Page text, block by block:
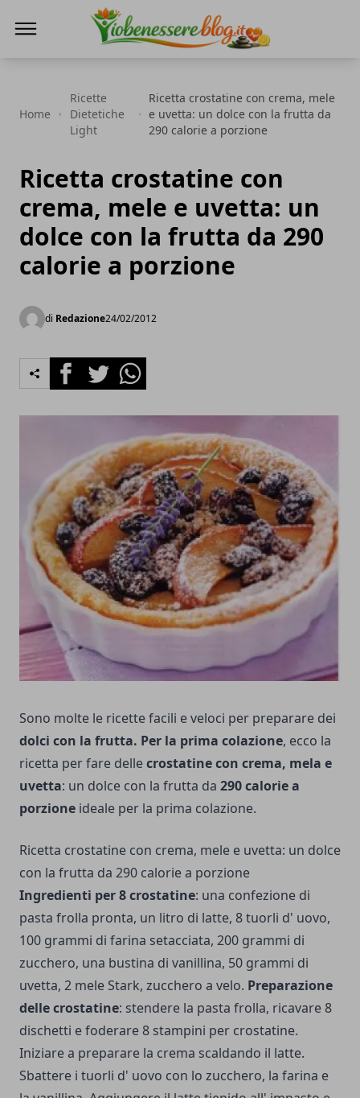
Home
Ricette
Dietetiche
Light
Ricetta crostatine con crema, mele
e uvetta: un dolce con la frutta da
290 calorie a porzione
Ricetta crostatine con
crema, mele e uvetta: un
dolce con la frutta da 290
calorie a porzione
di Redazione24/02/2012
FacebookTwitterWhatsapp
Sono molte le ricette facili e veloci per preparare dei
dolci con la frutta. Per la prima colazione, ecco la
ricetta per fare dellecrostatine con crema, mela e
uvetta: un dolce con la frutta da 290 calorie a
porzione ideale per la prima colazione.
Ricetta crostatine con crema, mele e uvetta: un dolce
con la frutta da 290 calorie a porzione
Ingredienti per 8 crostatine: una confezione di
pasta frolla pronta, un litro di latte, 8 tuorli d' uovo,
100 grammi di farina setacciata, 200 grammi di
zucchero, una bustina di vanillina, 50 grammi di
uvetta, 2 mele Stark, zucchero a velo. Preparazione
delle crostatine: stendere la pasta frolla, ricavare 8
dischetti e foderare 8 stampini per crostatine.
Iniziare a preparare la crema scaldando il latte.
Sbattere i tuorli d' uovo con lo zucchero, la farina e